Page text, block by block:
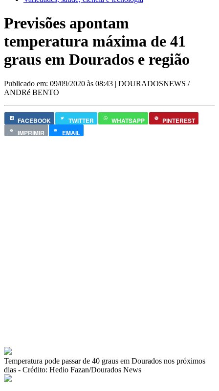
Previsões apontam
temperatura máxima de 41
graus em Dourados e região
Publicado em: 09/09/2020 às 08:43 | DOURADOSNEWS /
ANDRé BENTO
FACEBOOK TWITTER WHATSAPP
PINTEREST
IMPRIMIR
EMAIL
Temperatura pode passar de 40 graus em Dourados nos próximos
dias - Crédito: Hedio Fazan/Dourados News